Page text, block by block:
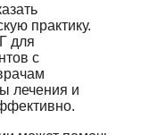
практику.
для
с
лечения и